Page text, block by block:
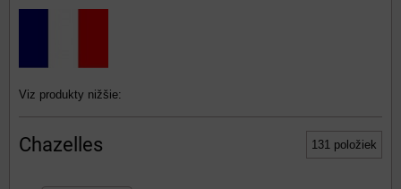
Viz produkty nižšie:
Chazelles 131 položiek